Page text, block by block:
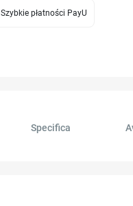
Szybkie płatności PayU
Specifica